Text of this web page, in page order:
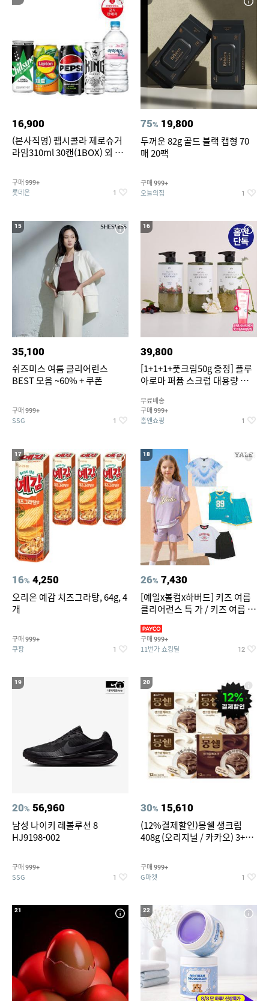
16,900
(본사직영) 펩시콜라 제로슈거
라임310ml 30캔(1BOX) 외 롯
구매 999+
롯데온 1
75% 19,800
두꺼운 82g 골드 블랙 캡형 70
매 20팩
구매 999+
오늘의집 1
15
35,100
쉬즈미스 여름 클리어런스
BEST 모음 ~60% + 쿠폰
구매 999+
SSG 1
16
39,800
[1+1+1+풋크림50g 증정] 플루
아로마 퍼퓸 스크럽 대용량 바디
무료배송
구매 999+
홈앤쇼핑 1
17
16% 4,250
오리온 예감 치즈그라탕, 64g, 4
개
구매 999+
쿠팡 1
18
26% 7,430
[예일x볼컴x하버드] 키즈 여름
클리어런스 특 가 / 키즈 여름 수
구매 999+
11번가 쇼킹딜 12
19
20% 56,960
남성 나이키 레볼루션 8
HJ9198-002
구매 999+
SSG 1
20
30% 15,610
(12%결제할인)몽쉘 생크림
408g (오리지널 / 카카오) 3+1
구매 999+
G마켓 1
21 22